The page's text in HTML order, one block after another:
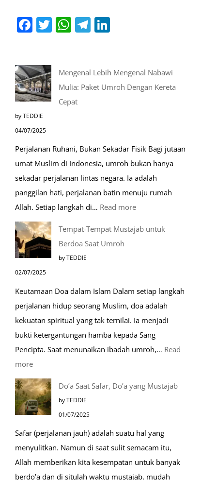
Facebook
Twitter
WhatsApp
Telegram
Mengenal Lebih Mengenal Nabawi
Mulia: Paket Umroh Dengan Kereta
Cepat
by TEDDIE
04/07/2025
Perjalanan Ruhani, Bukan Sekadar Fisik Bagi jutaan
umat Muslim di Indonesia, umroh bukan hanya
sekadar perjalanan lintas negara. Ia adalah
panggilan hati, perjalanan batin menuju rumah
Allah. Setiap langkah di… Read more:
Paket
Umroh
Dengan
Kereta
Cepat
Tempat-Tempat Mustajab untuk
Berdoa Saat Umroh
by TEDDIE
02/07/2025
Keutamaan Doa dalam Islam Dalam setiap langkah
perjalanan hidup seorang Muslim, doa adalah
kekuatan spiritual yang tak ternilai. Ia menjadi
bukti ketergantungan hamba kepada Sang
Pencipta. Saat menunaikan ibadah umroh,… Read
more:
Tempat-
Tempat
Mustajab
Berdoa
Saat
Umroh
Do’a Saat Safar, Do’a yang Mustajab
by TEDDIE
01/07/2025
Safar (perjalanan jauh) adalah suatu hal yang
menyulitkan. Namun di saat sulit semacam itu,
Allah memberikan kita kesempatan untuk banyak
berdo’a dan di situlah waktu mustajab, mudah